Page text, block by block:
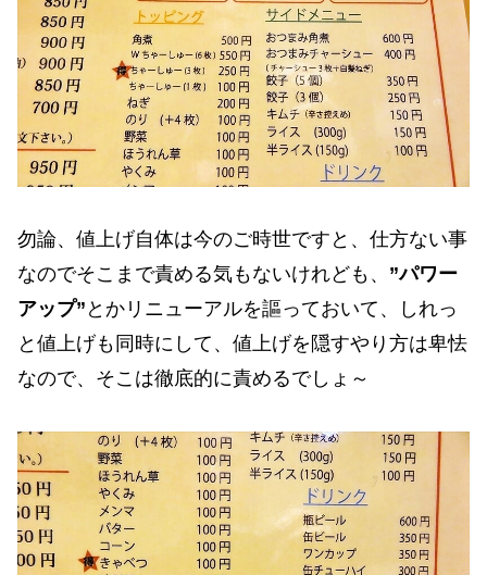
勿論、値上げ自体は今のご時世ですと、仕方ない事
なのでそこまで責める気もないけれども、 ”パワー
アップ” とかリニューアルを謳っておいて、しれっ
と値上げも同時にして、値上げを隠すやり方は卑怯
なので、そこは徹底的に責めるでしょ～